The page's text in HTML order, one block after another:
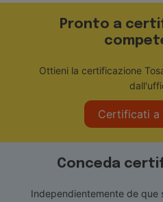
Pronto a
Ottieni la certificazione
Certificati a
Conceda
Independientemente de que